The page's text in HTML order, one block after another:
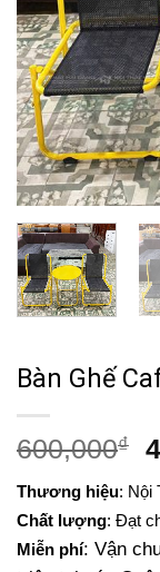
Bàn Ghế
600,000₫
Thương hiệu: Nội
Chất lượng: Đạt
Miễn phí: Vận